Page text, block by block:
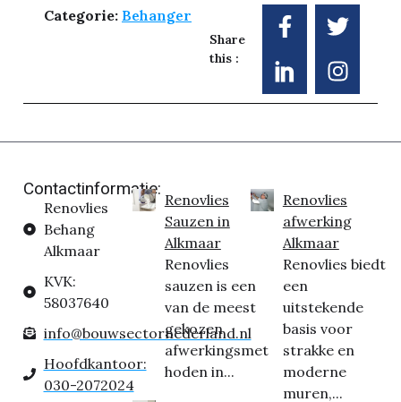
Categorie: Behanger
Share
this :
Contactinformatie:
Renovlies
Behang
Alkmaar
KVK:
58037640
info@bouwsectornederland.nl
Hoofdkantoor:
030-2072024
Renovlies
Sauzen in
Alkmaar
Renovlies
sauzen is een
van de meest
gekozen
afwerkingsmet
hoden in...
Renovlies
afwerking
Alkmaar
Renovlies biedt
een
uitstekende
basis voor
strakke en
moderne
muren,...